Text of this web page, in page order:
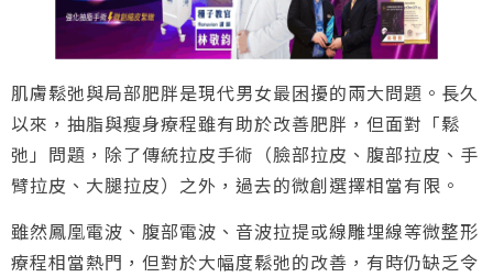
肌膚鬆弛與局部肥胖是現代男女最困擾的兩大問題。長久
以來，抽脂與瘦身療程雖有助於改善肥胖，但面對「鬆
弛」問題，除了傳統拉皮手術（臉部拉皮、腹部拉皮、手
臂拉皮、大腿拉皮）之外，過去的微創選擇相當有限。
雖然鳳凰電波、腹部電波、音波拉提或線雕埋線等微整形
療程相當熱門，但對於大幅度鬆弛的改善，有時仍缺乏令